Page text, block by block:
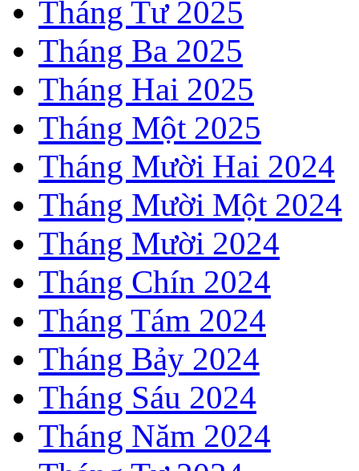
Tháng Tư 2025
Tháng Ba 2025
Tháng Hai 2025
Tháng Một 2025
Tháng Mười Hai 2024
Tháng Mười Một 2024
Tháng Mười 2024
Tháng Chín 2024
Tháng Tám 2024
Tháng Bảy 2024
Tháng Sáu 2024
Tháng Năm 2024